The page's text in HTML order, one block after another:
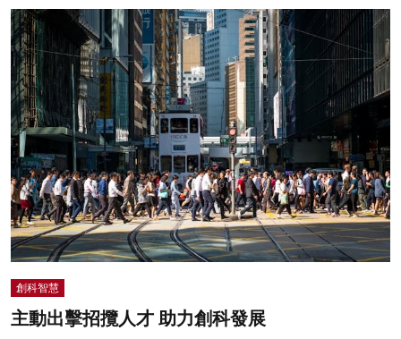
創科智慧
主動出擊招攬人才 助力創科發展